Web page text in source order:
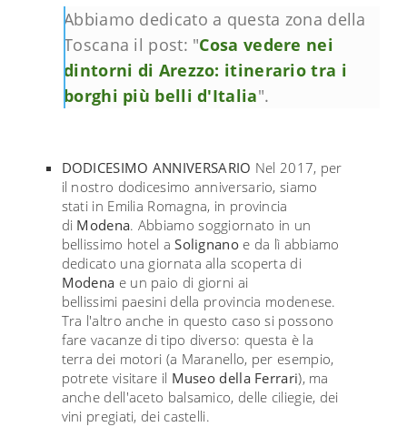
Abbiamo dedicato a questa zona della
Toscana il post: "Cosa vedere nei
dintorni di Arezzo: itinerario tra i
borghi più belli d'Italia".
DODICESIMO ANNIVERSARIO Nel 2017, per
il nostro dodicesimo anniversario, siamo
stati in Emilia Romagna, in provincia
di Modena. Abbiamo soggiornato in un
bellissimo hotel aSolignanoe da lì abbiamo
dedicato una giornata alla scoperta di
Modena e un paio di giorni ai
bellissimi paesini della provincia modenese.
Tra l'altro anche in questo caso si possono
fare vacanze di tipo diverso: questa è la
terra dei motori (a Maranello, per esempio,
potrete visitare il Museo della Ferrari), ma
anche dell'aceto balsamico, delle ciliegie, dei
vini pregiati, dei castelli.